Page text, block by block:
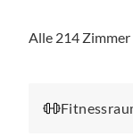
Alle 214 Zimmer